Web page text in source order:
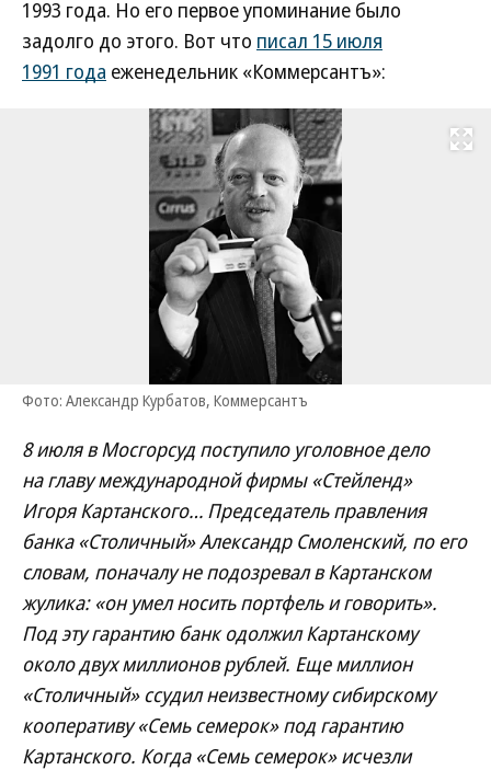
1993 года. Но его первое упоминание было
задолго до этого. Вот что писал 15 июля
1991 года еженедельник «Коммерсантъ»:
Развернуть
Фото: Александр Курбатов, Коммерсантъ
8 июля в Мосгорсуд поступило уголовное дело
на главу международной фирмы «Стейленд»
Игоря Картанского… Председатель правления
банка «Столичный» Александр Смоленский, по его
словам, поначалу не подозревал в Картанском
жулика: «он умел носить портфель и говорить».
Под эту гарантию банк одолжил Картанскому
около двух миллионов рублей. Еще миллион
«Столичный» ссудил неизвестному сибирскому
кооперативу «Семь семерок» под гарантию
Картанского. Когда «Семь семерок» исчезли